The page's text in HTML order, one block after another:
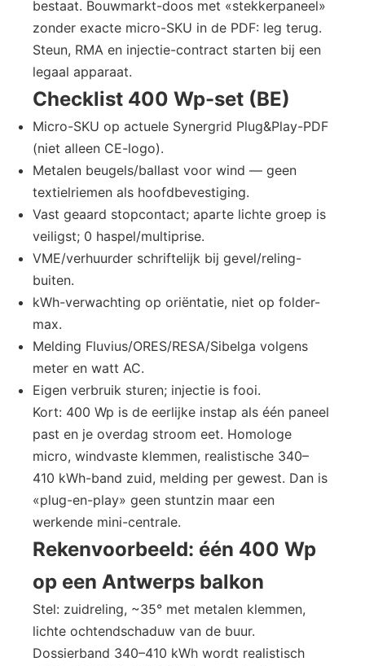
bestaat. Bouwmarkt-doos met «stekkerpaneel»
zonder exacte micro-SKU in de PDF: leg terug.
Steun, RMA en injectie-contract starten bij een
legaal apparaat.
Checklist 400 Wp-set (BE)
Micro-SKU op actuele Synergrid Plug&Play-PDF
(niet alleen CE-logo).
Metalen beugels/ballast voor wind — geen
textielriemen als hoofdbevestiging.
Vast geaard stopcontact; aparte lichte groep is
veiligst; 0 haspel/multiprise.
VME/verhuurder schriftelijk bij gevel/reling-
buiten.
kWh-verwachting op oriëntatie, niet op folder-
max.
Melding Fluvius/ORES/RESA/Sibelga volgens
meter en watt AC.
Eigen verbruik sturen; injectie is fooi.
Kort: 400 Wp is de eerlijke instap als één paneel
past en je overdag stroom eet. Homologe
micro, windvaste klemmen, realistische 340–
410 kWh-band zuid, melding per gewest. Dan is
«plug-en-play» geen stuntzin maar een
werkende mini-centrale.
Rekenvoorbeeld: één 400 Wp
op een Antwerps balkon
Stel: zuidreling, ~35° met metalen klemmen,
lichte ochtendschaduw van de buur.
Dossierband 340–410 kWh wordt realistisch